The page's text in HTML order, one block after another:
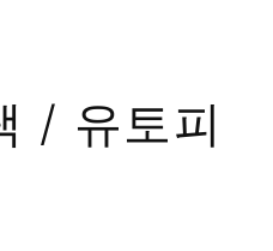
/ 유토피